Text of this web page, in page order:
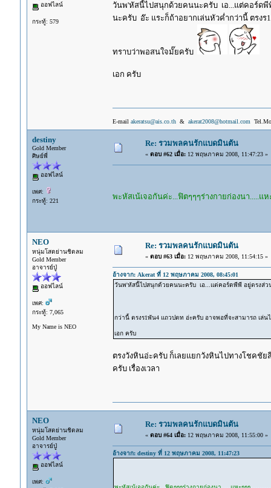
ออฟไลน์
กระทู้: 579
วันพ'หัสนี้ไปสนุกด้วยคนนะครับ เอ...แต่คอร์ด
นะครับ อ๊ะ แระก็ถ้าอยากเล่นหัวค่ำกว่านี้ ตรงร
ทราบว่าพอสนใจมั๊ยครับ
เอก ครับ
E-mail akeratsu@ais.co.th& akerat2008@hotmail.com
destiny
Gold Member
ศิษย์พี่
ออฟไลน์
เพศ:
กระทู้: 221
Re: รวมพลคนรักแบดมินตัน
« ตอบ #62 เมื่อ:12 พฤษภาคม 2008, 11:47:23 »
พะหัสเน้เจอกันค่ะ...ฟิตๆๆๆร่างกายก่องนา.....แหะ
NEO
หนุ่มโสดย่านชิดลม
Gold Member
อาจารย์ปู่
ออฟไลน์
เพศ:
กระทู้: 7,065
My Name is NEO
Re: รวมพลคนรักแบดมินตัน
« ตอบ #63 เมื่อ:12 พฤษภาคม 2008, 11:54:15 »
อ้างจาก: Akerat ที่ 12 พฤษภาคม 2008, 08:45:01
วันพ'หัสนี้ไปสนุกด้วยคนนะครับ เอ...แต่คอร์ดพีพี อยู่ตรงส่ว
กว่านี้ ตรงร1พัน4 แถวปตท อ่ะครับ อาจพอที่จะสามารถ เล่
เอก ครับ
ตรงวังหินอ่ะครับ ก็เลยแยกวังหินไปทางโชคชั
ครับ เรื่องเวลา
NEO
หนุ่มโสดย่านชิดลม
Gold Member
อาจารย์ปู่
ออฟไลน์
เพศ:
Re: รวมพลคนรักแบดมินตัน
« ตอบ #64 เมื่อ:12 พฤษภาคม 2008, 11:55:00 »
อ้างจาก: destiny ที่ 12 พฤษภาคม 2008, 11:47:23